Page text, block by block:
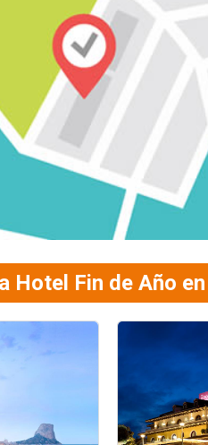
Hotel Fin de Año